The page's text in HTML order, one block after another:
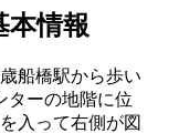
本情報
船橋駅から歩い
ターの地階に位
入って右側が図